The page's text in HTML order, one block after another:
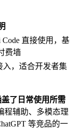
直接使用，基
费墙
入，适合开发者集
了日常使用所需
辅助、多模态理
等竞品的一